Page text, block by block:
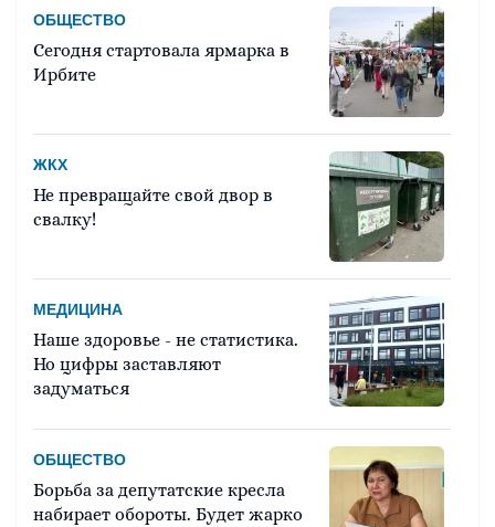
ОБЩЕСТВО
Сегодня стартовала ярмарка в
Ирбите
ЖКХ
Не превращайте свой двор в
свалку!
МЕДИЦИНА
Наше здоровье - не статистика.
Но цифры заставляют
задуматься
ОБЩЕСТВО
Борьба за депутатские кресла
набирает обороты. Будет жарко